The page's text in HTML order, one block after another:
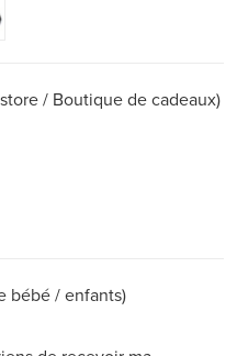
/ Boutique de cadeaux)
bébé / enfants)